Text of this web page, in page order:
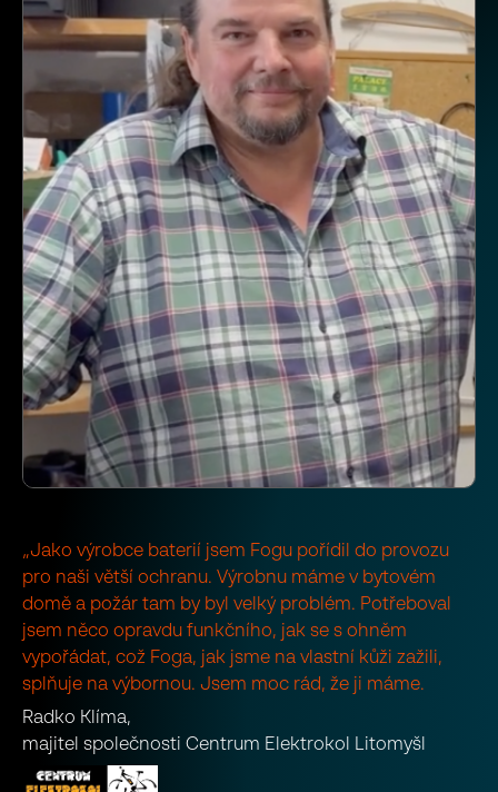
„Jako výrobce baterií jsem Fogu pořídil do provozu
pro naši větší ochranu. Výrobnu máme v bytovém
domě a požár tam by byl velký problém. Potřeboval
jsem něco opravdu funkčního, jak se s ohněm
vypořádat, což Foga, jak jsme na vlastní kůži zažili,
splňuje na výbornou. Jsem moc rád, že ji máme.
Radko Klíma,
majitel společnosti Centrum Elektrokol Litomyšl